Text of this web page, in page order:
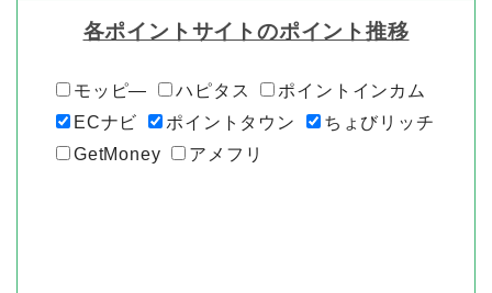
各ポイントサイトのポイント推移
モッピ― ハピタス
ポイントインカム
ECナビ
ポイントタウン
ちょびリッチ
GetMoney
アメフリ